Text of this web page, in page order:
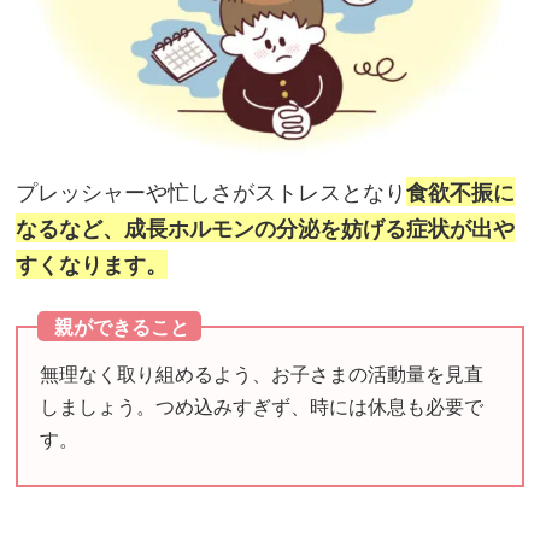
ピ
ベ
ル
ア
ッ
プレッシャーや忙しさがストレスとなり食欲不振に
なるなど、成⻑ホルモンの分泌を妨げる症状が出や
すくなります。
親ができること
無理なく取り組めるよう、お子さまの活動量を見直
しましょう。つめ込みすぎず、時には休息も必要で
す。